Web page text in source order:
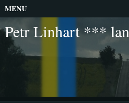
Petr Linhart ***
MENU